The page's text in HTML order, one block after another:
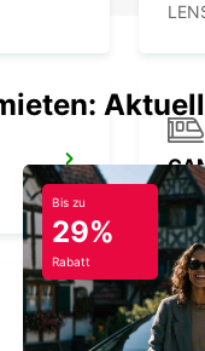
Bis zu
29%
Rabatt